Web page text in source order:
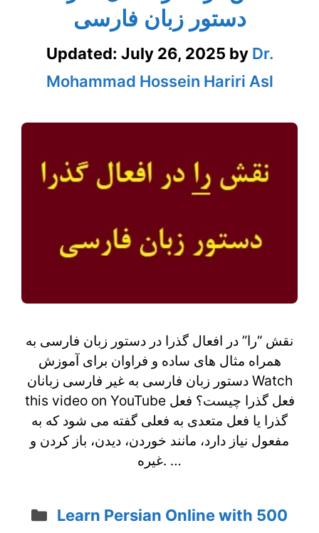
دستور زبان فارسی
Updated: July 26, 2025 by Dr.
Mohammad Hossein Hariri Asl
نقش “را” در افعال گذرا در دستور زبان فارسی به
همراه مثال های ساده و فراوان برای آموزش
دستور زبان فارسی به غیر فارسی زبانان Watch
this video on YouTube فعل گذرا چیست؟ فعل
گذرا یا فعل متعدی به فعلی گفته می شود که به
مفعول نیاز دارد، مانند خوردن، دیدن، باز کردن و
غیره. …
Categories
Learn Persian Online with 500